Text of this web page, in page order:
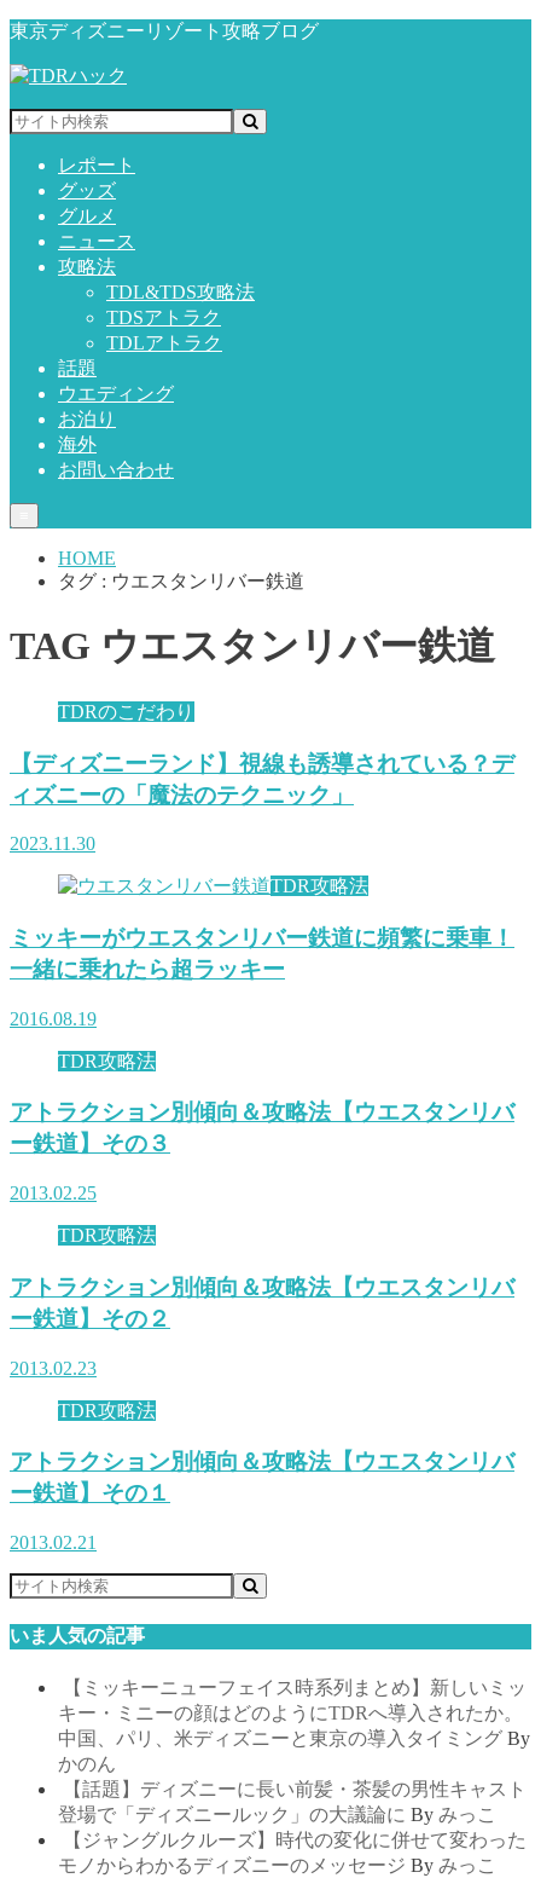
東京ディズニーリゾート攻略ブログ
レポート
グッズ
グルメ
ニュース
攻略法
TDL&TDS攻略法
TDSアトラク
TDLアトラク
話題
ウエディング
お泊り
海外
お問い合わせ
HOME
タグ : ウエスタンリバー鉄道
TAG ウエスタンリバー鉄道
TDRのこだわり
【ディズニーランド】視線も誘導されている？デ
ィズニーの「魔法のテクニック」
2023.11.30
TDR攻略法
ミッキーがウエスタンリバー鉄道に頻繁に乗車！
一緒に乗れたら超ラッキー
2016.08.19
TDR攻略法
アトラクション別傾向＆攻略法【ウエスタンリバ
ー鉄道】その３
2013.02.25
TDR攻略法
アトラクション別傾向＆攻略法【ウエスタンリバ
ー鉄道】その２
2013.02.23
TDR攻略法
アトラクション別傾向＆攻略法【ウエスタンリバ
ー鉄道】その１
2013.02.21
いま人気の記事
【ミッキーニューフェイス時系列まとめ】新しいミッ
キー・ミニーの顔はどのようにTDRへ導入されたか。
中国、パリ、米ディズニーと東京の導入タイミング By
かのん
【話題】ディズニーに長い前髪・茶髪の男性キャスト
登場で「ディズニールック」の大議論に By みっこ
【ジャングルクルーズ】時代の変化に併せて変わった
モノからわかるディズニーのメッセージ By みっこ